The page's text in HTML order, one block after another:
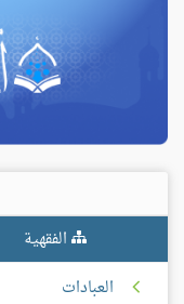
الفقهية
العبادات